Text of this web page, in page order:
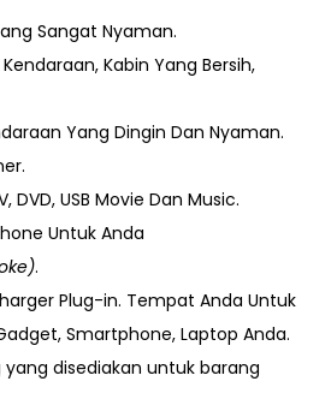
Sangat Nyaman.
Kabin Yang Bersih,
Yang Dingin Dan Nyaman.
DVD, USB Movie Dan Music.
Untuk Anda
.
Plug-in. Tempat Anda Untuk
Smartphone, Laptop Anda.
yang disediakan untuk barang